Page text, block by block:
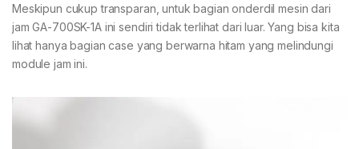
Meskipun cukup transparan, untuk bagian onderdil mesin dari
jam GA-700SK-1A ini sendiri tidak terlihat dari luar. Yang bisa kita
lihat hanya bagian case yang berwarna hitam yang melindungi
module jam ini.